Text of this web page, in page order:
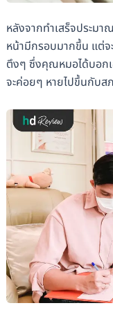
หลังจากทำเสร็จประมา
หน้ามีกรอบมากขึ้น แต่
ตึงๆ ซึ่งคุณหมอได้บอกเ
จะค่อยๆ หายไปขึ้นกับส